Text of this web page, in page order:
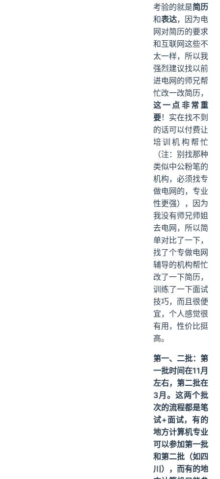
考验的就是简历
和表达，因为电
网对简历的要求
和互联网这些不
太一样，所以我
强烈建议找以前
进电网的师兄帮
忙改一改简历，
这一点非常重
要！实在找不到
的话可以付费让
培训机构帮忙
（注：别找那种
类似中公粉笔的
机构，必须找专
做电网的，专业
性更强），因为
我没有师兄师姐
去电网，所以简
单对比了一下，
找了个专做电网
辅导的机构帮忙
改了一下简历，
训练了一下面试
技巧，而且很便
宜，个人感觉很
有用，性价比挺
高。
第一、二批： 第
一批时间在11月
左右，第二批在
3月。这两个批
次的流程都是笔
试+面试，有的
地方计算机专业
可以参加第一批
和第二批（如四
川），而有的地